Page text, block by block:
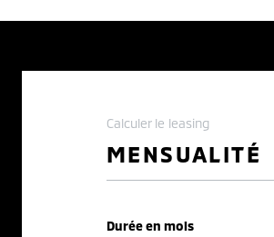
Calculer le leasing
MENSUALITÉ
Durée en mois